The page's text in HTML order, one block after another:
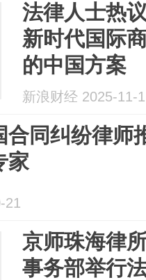
法律人士热
新时代国际
的中国方案
新浪财经 2025-11-
合同纠纷律师
家
21
京师珠海律
事务部举行